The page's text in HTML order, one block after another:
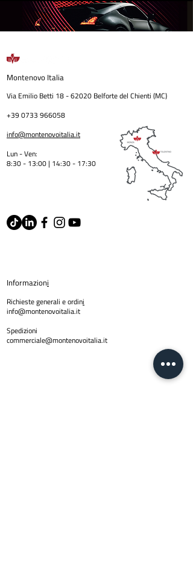
Montenovo Italia
Via Emilio Betti 18 - 62020 Belforte del Chienti (MC)
+39 0733 966058
info@montenovoitalia.it
Lun - Ven:
8:30 - 13:00 | 14:30 - 17:30
Informazioni
Richieste generali e ordini
info@montenovoitalia.it
Spedizioni
commerciale@montenovoitalia.it